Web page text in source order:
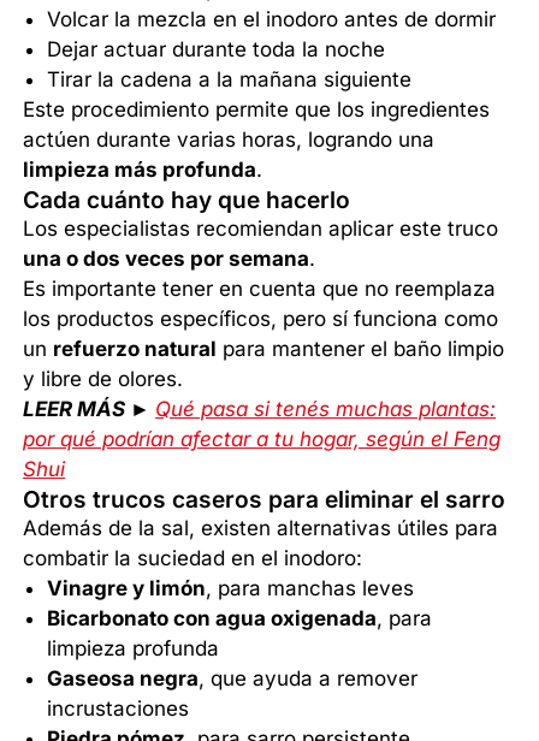
Volcar la mezcla en el inodoro antes de dormir
Dejar actuar durante toda la noche
Tirar la cadena a la mañana siguiente
Este procedimiento permite que los ingredientes
actúen durante varias horas, logrando una
limpieza más profunda.
Cada cuánto hay que hacerlo
Los especialistas recomiendan aplicar este truco
una o dos veces por semana.
Es importante tener en cuenta que no reemplaza
los productos específicos, pero sí funciona como
un refuerzo natural para mantener el baño limpio
y libre de olores.
LEER MÁS ► Qué pasa si tenés muchas plantas:
por qué podrían afectar a tu hogar, según el Feng
Shui
Otros trucos caseros para eliminar el sarro
Además de la sal, existen alternativas útiles para
combatir la suciedad en el inodoro:
Vinagre y limón, para manchas leves
Bicarbonato con agua oxigenada, para
limpieza profunda
Gaseosa negra, que ayuda a remover
incrustaciones